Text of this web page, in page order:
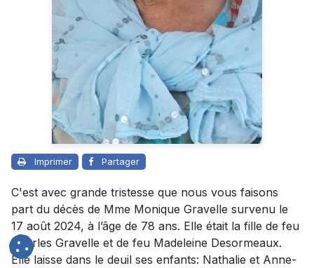
Imprimer Partager
C'est avec grande tristesse que nous vous faisons
part du décès de Mme Monique Gravelle survenu le
17 août 2024, à l’âge de 78 ans. Elle était la fille de feu
Charles Gravelle et de feu Madeleine Desormeaux.
Elle laisse dans le deuil ses enfants: Nathalie et Anne-